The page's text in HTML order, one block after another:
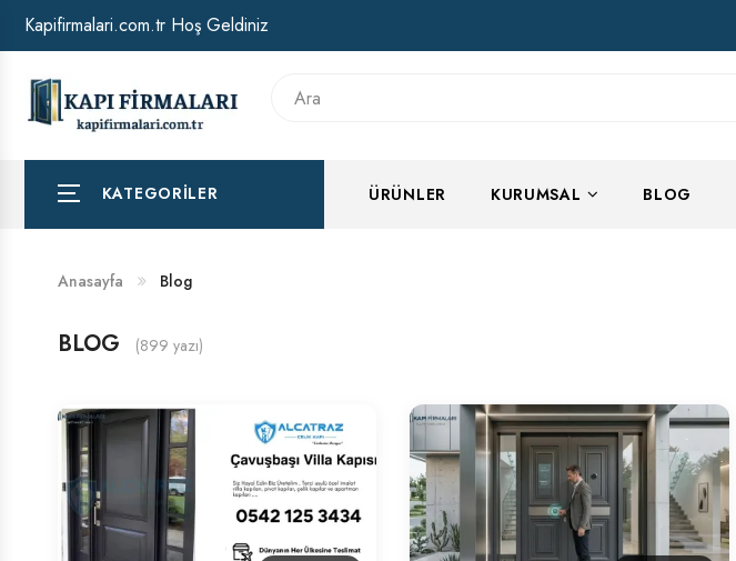
HAKKIMIZDA
BANKA HESAP NUMARALARIMIZ
Kapifirmalari.com.tr Hoş Geldiniz
KATEGORILER ÜRÜNLER KURUMSAL BLOG
Anasayfa Blog
BLOG (899 yazı)